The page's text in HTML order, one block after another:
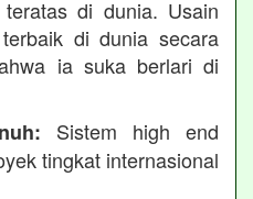
di dunia. Usain
di dunia secara
ia suka berlari di
Sistem high end
tingkat internasional